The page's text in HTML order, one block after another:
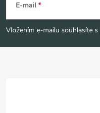
p
a
E-mail
Vložením e-mailu souhlasíte s